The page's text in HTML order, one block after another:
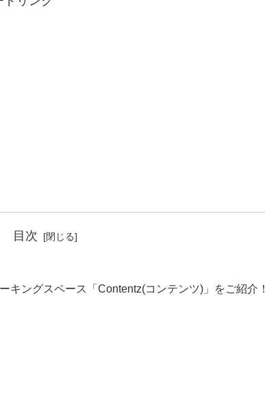
目次
キングスペース「Contentz(コンテンツ)」をご紹介！